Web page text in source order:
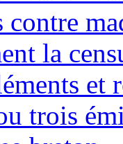
la
et
trois